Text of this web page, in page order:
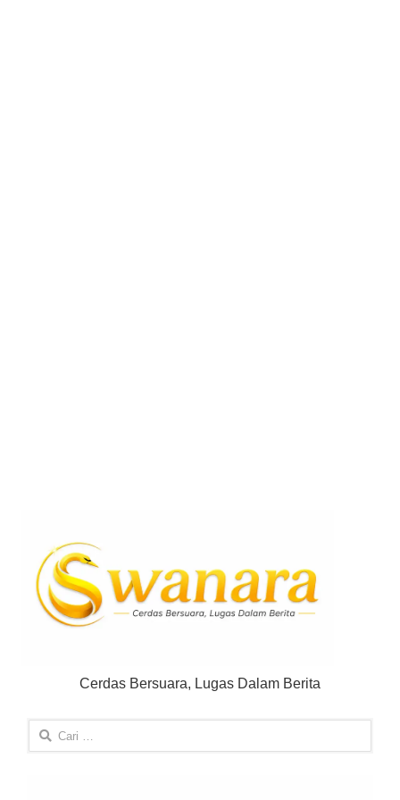
Cerdas Bersuara, Lugas Dalam Berita
Cari